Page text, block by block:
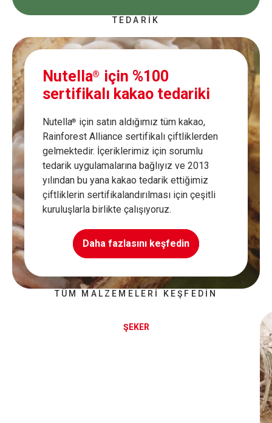
TEDARİK
Nutella® için %100
sertifikalı kakao tedariki
Nutella® için satın aldığımız tüm kakao,
Rainforest Alliance sertifikalı çiftliklerden
gelmektedir. İçeriklerimiz için sorumlu
tedarik uygulamalarına bağlıyız ve 2013
yılından bu yana kakao tedarik ettiğimiz
çiftliklerin sertifikalandırılması için çeşitli
kuruluşlarla birlikte çalışıyoruz.
Daha fazlasını keşfedin
TÜM MALZEMELERI KEŞFEDIN
ŞEKER